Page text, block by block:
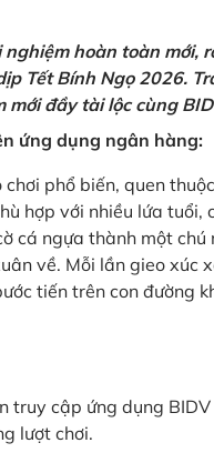
hoàn toàn mới,
Tết Bính Ngọ 2026.
đầy tài lộc cùng
ứng dụng ngân hàng:
phổ biến, quen
hợp với nhiều lứa tuổi,
cá ngựa thành một
về. Mỗi lần gieo xúc
tiến trên con đường
cập ứng dụng
lượt chơi.